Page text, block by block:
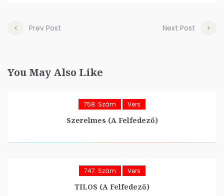
Prev Post Next Post
You May Also Like
758. Szám Vers
Szerelmes (A Felfedező)
747. Szám Vers
TILOS (A Felfedező)